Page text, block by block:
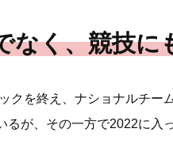
なく、競技に
クを終え、ナショナルチー
るが、その一方で2022に入